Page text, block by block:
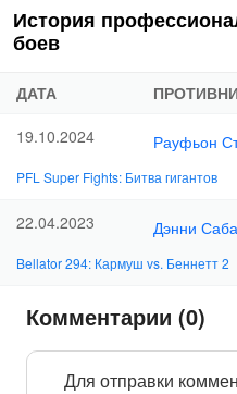
История
боев
ДАТА
19.10.2024
Рауфьон
PFL Super Fights: Битва гигантов
22.04.2023 Дэнни
Bellator 294: Кармуш vs. Беннетт 2
Комментарии (0)
Для отправки